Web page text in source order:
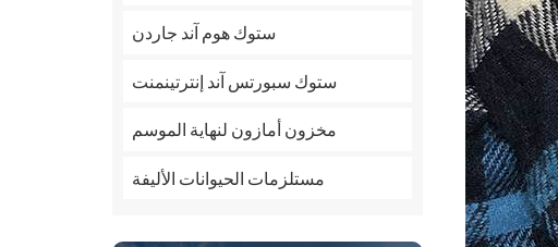
ستوك هوم آند جاردن
ستوك سبورتس آند إنترتينمنت
مخزون أمازون لنهاية الموسم
مستلزمات الحيوانات الأليفة